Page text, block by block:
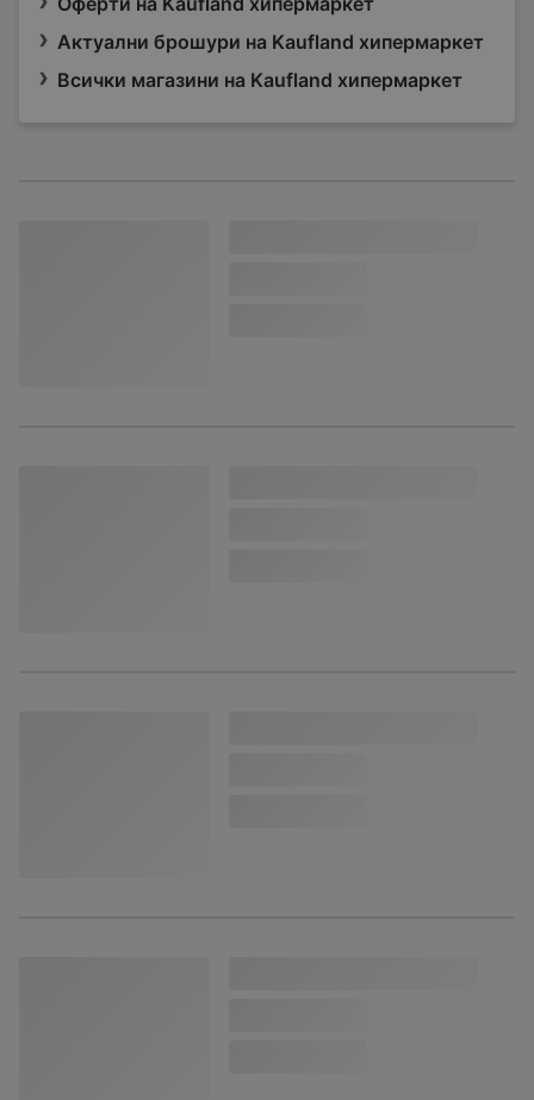
Актуални брошури на Kaufland хипермаркет
Всички магазини на Kaufland хипермаркет